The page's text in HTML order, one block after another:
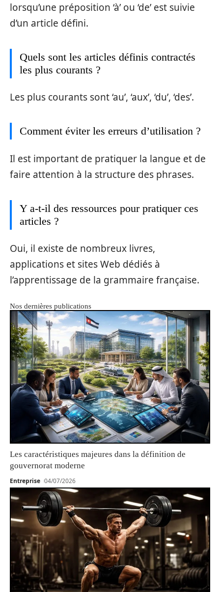
lorsqu’une préposition ‘à’ ou ‘de’ est suivie
d’un article défini.
Quels sont les articles définis contractés
les plus courants ?
Les plus courants sont ‘au’, ‘aux’, ‘du’, ‘des’.
Comment éviter les erreurs d’utilisation ?
Il est important de pratiquer la langue et de
faire attention à la structure des phrases.
Y a-t-il des ressources pour pratiquer ces
articles ?
Oui, il existe de nombreux livres,
applications et sites Web dédiés à
l’apprentissage de la grammaire française.
Nos dernières publications
Les caractéristiques majeures dans la définition de
gouvernorat moderne
Entreprise 04/07/2026